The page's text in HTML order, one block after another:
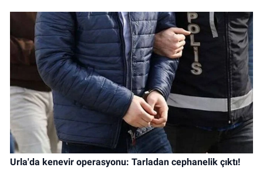
Urla'da kenevir operasyonu: Tarladan cephanelik çıktı!